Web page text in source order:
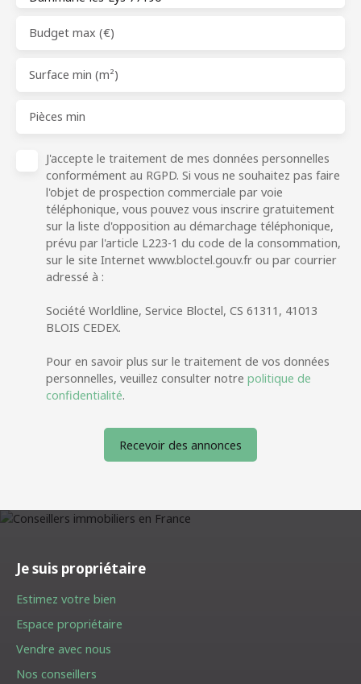
Budget max (€)
Surface min (m²)
Pièces min
J'accepte le traitement de mes données personnelles
conformément au RGPD. Si vous ne souhaitez pas faire
l'objet de prospection commerciale par voie
téléphonique, vous pouvez vous inscrire gratuitement
sur la liste d'opposition au démarchage téléphonique,
prévu par l'article L223-1 du code de la consommation,
sur le site Internet www.bloctel.gouv.fr ou par courrier
adressé à :
Société Worldline, Service Bloctel, CS 61311, 41013
BLOIS CEDEX.
Pour en savoir plus sur le traitement de vos données
personnelles, veuillez consulter notre politique de
confidentialité.
Recevoir des annonces
Je suis propriétaire
Estimez votre bien
Espace propriétaire
Vendre avec nous
Nos conseillers